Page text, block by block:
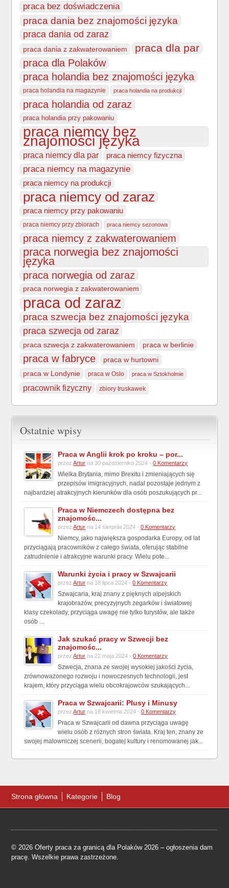
praca bez doświadczenia
praca dania bez znajomości języka
praca dania od zaraz
praca dania z zakwaterowaniem praca dla par
praca dla Polaków
praca holandia bez znajomości języka
praca holandia na magazynie praca holandia na produkcji
praca holandia od zaraz
praca holandia przy pakowaniu
praca niemcy bez
znajomości języka
praca niemcy dla par praca niemcy fizyczna
praca niemcy na magazynie
praca niemcy na produkcji
praca niemcy od zaraz
praca niemcy przy pakowaniu
praca niemcy przy zbiorach praca niemcy sezonowa
praca niemcy z zakwaterowaniem
praca norwegia bez znajomości
języka
praca norwegia od zaraz
praca norwegia z zakwaterowaniem
praca od zaraz
praca szwecja bez znajomości języka
praca szwecja od zaraz
praca szwecja z zakwaterowaniem praca w berlinie
praca w fabryce
praca w hurtowni
praca w Londynie
praca w Oslo praca w Sztokholmie
pracownik fizyczny zbiory truskawek
Ostatnie wpisy
Praca w Anglii krok po kroku – por...
przezArtur na 30 października 2024 -0 Komentarzy
Wielka Brytania, mimo Brexitu i zmieniających się
przepisów imigracyjnych, nadal pozostaje jednym z
najbardziej atrakcyjnych kierunków dla osób poszukujących pr...
Praca w Niemczech dostępna bez
znajomośc...
przezArtur na 14 sierpnia 2024 -0 Komentarzy
Niemcy, jako największa gospodarka Europy, od lat
przyciągają pracowników z całego świata, oferując stabilne
zatrudnienie i atrakcyjne warunki pracy. Wielu pote...
Warunki życia i pracy w Szwajcarii
przezArtur na 18 lipca 2024 -0 Komentarzy
Szwajcaria, kraj znany z pięknych alpejskich
krajobrazów, precyzyjnych zegarków i światowej
klasy czekolady, przyciąga uwagę nie tylko turystów, ale także
osób ...
Jak szukać pracy w Szwecji bez
znajomośc...
przezArtur na 22 maja 2024 -0 Komentarzy
Szwecja, znana ze swojej wysokiej jakości życia,
zrównoważonego rozwoju i nowoczesnych technologii, jest
krajem, który przyciąga wielu obcokrajowców szukających...
Praca w Szwajcarii: Plusy i Minusy
przezArtur na 18 kwietnia 2024 -0 Komentarzy
Praca w Szwajcarii od dawna przyciąga uwagę
wielu osób z różnych stron świata. Kraj ten, znany ze
swojej malowniczej scenerii, bogatej kultury i renomowanej jak...
Strona główna Kategorie Blog
© 2026 Oferty praca za granicą dla Polaków 2026 – ogłoszenia dam
pracę. Wszelkie prawa zastrzeżone.